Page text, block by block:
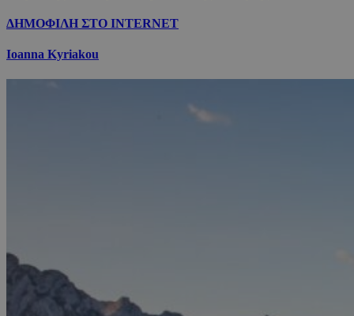
ΔΗΜΟΦΙΛΗ ΣΤΟ INTERNET
Ioanna Kyriakou